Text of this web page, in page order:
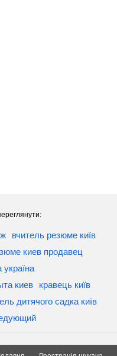
вчитель резюме київ
киев продавец
киев
кравець київ
дитячого садка київ